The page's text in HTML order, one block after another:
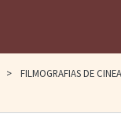
> FILMOGRAFIAS DE